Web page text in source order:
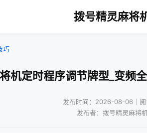
拨号精灵麻将
巧
机定时程序调节牌型_变频
发布时间：2026-08-06｜阅
发布者：拨号精灵麻将